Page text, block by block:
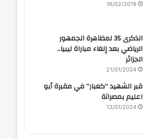
16/02/2019
الذكرى 35 لمظاهرة الجمهور
الرياضي بعد إلغاء مباراة ليبيا..
الجزائر
21/01/2024
قبر الشهيد “كعبار” في مقبرة أبو
اعليم بمصراتة
13/01/2024